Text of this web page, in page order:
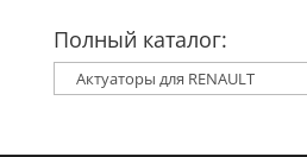
Полный каталог: